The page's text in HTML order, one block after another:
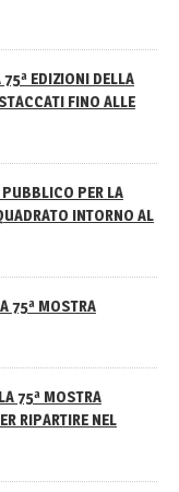
EDIZIONI DELLA
FINO ALLE
PER LA
INTORNO AL
75ª MOSTRA
75ª MOSTRA
RIPARTIRE NEL